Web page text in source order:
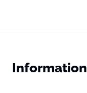
Information